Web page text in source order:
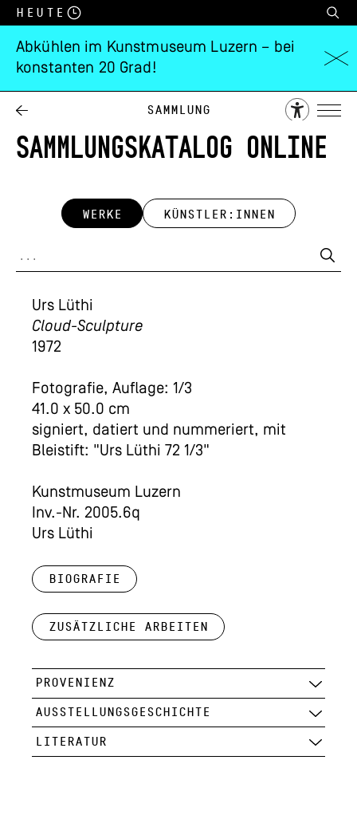
Heute
Abkühlen im Kunstmuseum Luzern – bei
konstanten 20 Grad!
Sammlung
SAMMLUNGSKATALOG ONLINE
WERKE KÜNSTLER:INNEN
Urs Lüthi
Cloud-Sculpture
1972
Fotografie, Auflage: 1/3
41.0 x 50.0 cm
signiert, datiert und nummeriert, mit
Bleistift: "Urs Lüthi 72 1/3"
Kunstmuseum Luzern
Inv.-Nr. 2005.6q
Urs Lüthi
Biografie
Zusätzliche Arbeiten
PROVENIENZ
AUSSTELLUNGSGESCHICHTE
LITERATUR